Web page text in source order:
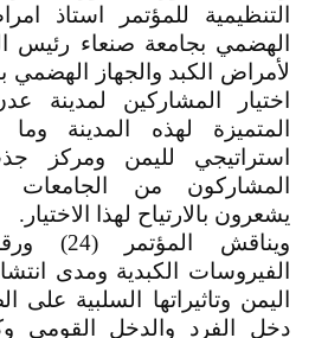
التنظيمية للمؤتمر استاذ
الهضمي بجامعة صنعاء رئيس
لأمراض الكبد والجهاز
اختيار المشاركين لمدينة
المتميزة لهذه المدينة
استراتيجي لليمن ومركز
المشاركون من الجامعات
يشعرون بالارتياح لهذا الاختيار.
ويناقش
الفيروسات الكبدية ومدى
اليمن وتاثيراتها السلبية
دخل الفرد والدخل القومي